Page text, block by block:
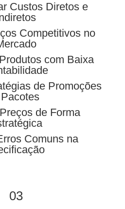
Custos Diretos e
Competitivos no
com Baixa
de Promoções
de Forma
Comuns na
03